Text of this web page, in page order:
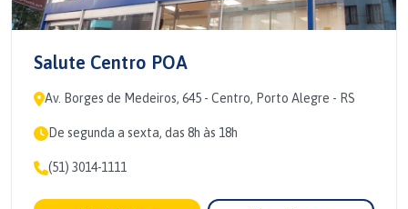
Salute Centro POA
Av. Borges de Medeiros, 645 - Centro, Porto Alegre - RS
De segunda a sexta, das 8h às 18h
(51) 3014-1111